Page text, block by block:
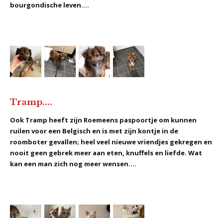
bourgondische leven....
Tramp....
Ook Tramp heeft zijn Roemeens paspoortje om kunnen
ruilen voor een Belgisch en is met zijn kontje in de
roomboter gevallen; heel veel nieuwe vriendjes gekregen en
nooit geen gebrek meer aan eten, knuffels en liefde. Wat
kan een man zich nog meer wensen....